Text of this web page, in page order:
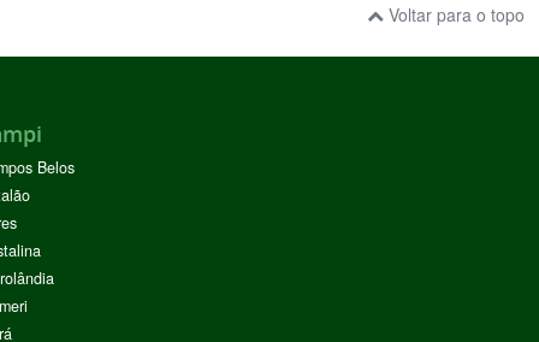
Voltar para o topo
Belos